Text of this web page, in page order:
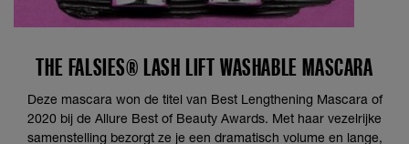
THE FALSIES® LASH LIFT WASHABLE MASCARA
Deze mascara won de titel van Best Lengthening Mascara of
2020 bij de Allure Best of Beauty Awards. Met haar vezelrijke
samenstelling bezorgt ze je een dramatisch volume en lange,